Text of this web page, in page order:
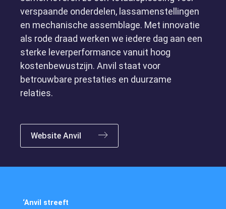
Marktsegmenten
verspaande onderdelen, lassamenstellingen
en mechanische assemblage. Met innovatie
als rode draad werken we iedere dag aan een
sterke leverperformance vanuit hoog
kostenbewustzijn. Anvil staat voor
betrouwbare prestaties en duurzame
relaties.
Website Anvil
‘Anvil streeft